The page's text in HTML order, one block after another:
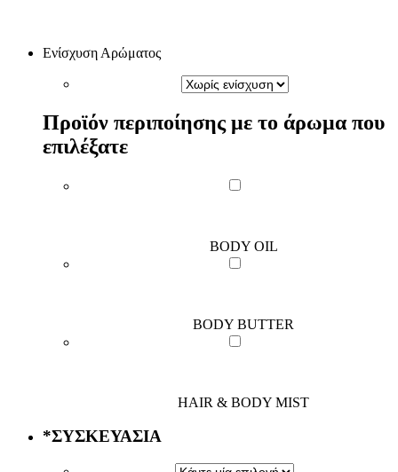
Ενίσχυση Αρώματος
Προϊόν περιποίησης με το άρωμα που
επιλέξατε
BODY OIL
BODY BUTTER
HAIR & BODY MIST
*ΣΥΣΚΕΥΑΣΙΑ